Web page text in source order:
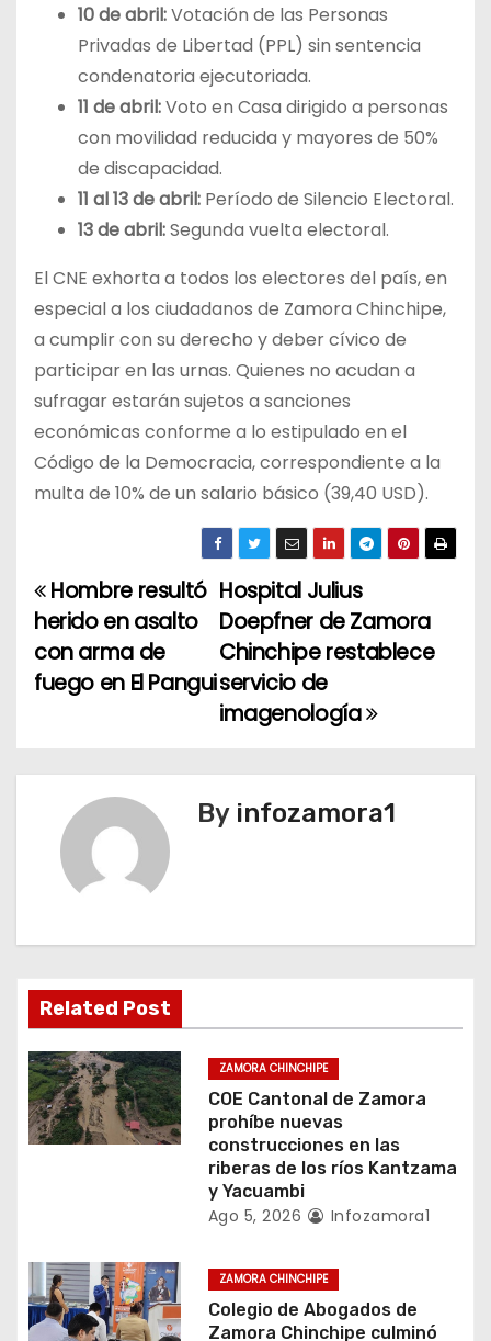
10 de abril:Votación de las Personas
Privadas de Libertad (PPL) sin sentencia
condenatoria ejecutoriada.
11 de abril:Voto en Casa dirigido a personas
con movilidad reducida y mayores de 50%
de discapacidad.
11 al 13 de abril: Período de Silencio Electoral.
13 de abril:Segunda vuelta electoral.
El CNE exhorta a todos los electores del país, en
especial a los ciudadanos de Zamora Chinchipe,
a cumplir con su derecho y deber cívico de
participar en las urnas. Quienes no acudan a
sufragar estarán sujetos a sanciones
económicas conforme a lo estipulado en el
Código de la Democracia, correspondiente a la
multa de 10% de un salario básico (39,40 USD).
N
a
v
g
n
d
e
e
r
Hospital Julius
Doepfner de Zamora
Chinchipe restablece
servicio de
imagenología
Hombre resultó
herido en asalto
con arma de
fuego en El Pangui
By infozamora1
Related Post
ZAMORA CHINCHIPE
COE Cantonal de Zamora
prohíbe nuevas
construcciones en las
riberas de los ríos Kantzama
y Yacuambi
Ago 5, 2026 Infozamora1
ZAMORA CHINCHIPE
Colegio de Abogados de
Zamora Chinchipe culminó